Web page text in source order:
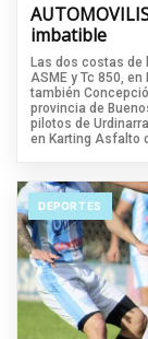
imbatible
Las dos costas de
ASME y Tc 850,
también
provincia de
pilotos de
en Karting Asfalto
DEPORTES